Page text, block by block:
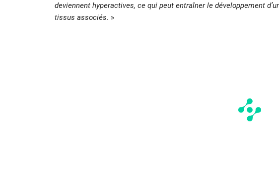
deviennent hyperactives, ce qui peut entraîner le développement
tissus associés. »